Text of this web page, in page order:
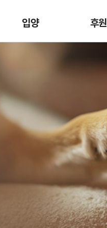
입양 후원